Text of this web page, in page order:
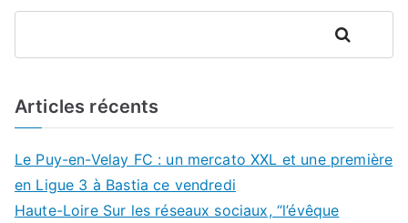
Rechercher
Articles récents
Le Puy-en-Velay FC : un mercato XXL et une première
en Ligue 3 à Bastia ce vendredi
Haute-Loire Sur les réseaux sociaux, “l’évêque